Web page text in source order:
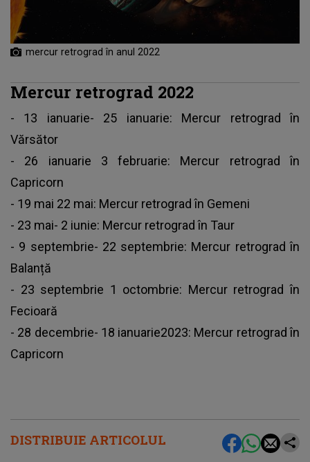
DISTRIBUIE ARTICOLUL
mercur retrograd în anul 2022
Mercur retrograd 2022
- 13 ianuarie- 25 ianuarie: Mercur retrograd în
Vărsător
- 26 ianuarie 3 februarie: Mercur retrograd în
Capricorn
- 19 mai 22 mai: Mercur retrograd în Gemeni
- 23 mai- 2 iunie: Mercur retrograd în Taur
- 9 septembrie- 22 septembrie: Mercur retrograd în
Balanță
- 23 septembrie 1 octombrie: Mercur retrograd în
Fecioară
- 28 decembrie- 18 ianuarie2023: Mercur retrograd în
Capricorn